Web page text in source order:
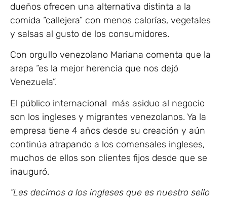
dueños ofrecen una alternativa distinta a la
comida “callejera” con menos calorías, vegetales
y salsas al gusto de los consumidores.
Con orgullo venezolano Mariana comenta que la
arepa “es la mejor herencia que nos dejó
Venezuela”.
El público internacional más asiduo al negocio
son los ingleses y migrantes venezolanos. Ya la
empresa tiene 4 años desde su creación y aún
continúa atrapando a los comensales ingleses,
muchos de ellos son clientes fijos desde que se
inauguró.
“Les decimos a los ingleses que es nuestro sello